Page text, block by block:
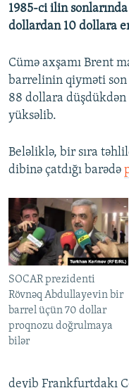
BIZIMLƏ ƏLAQƏ
1985-ci ilin
dollardan 10 dollara
Cümə axşamı Brent
barrelinin qiyməti son
88 dollara düşdükdən
yüksəlib.
Beləliklə, bir sıra
dibinə çatdığı barədə
SOCAR prezidenti
Rövnəq Abdullayevin bir
barrel üçün 70 dollar
proqnozu doğrulmaya
bilər
deyib Frankfurtdakı